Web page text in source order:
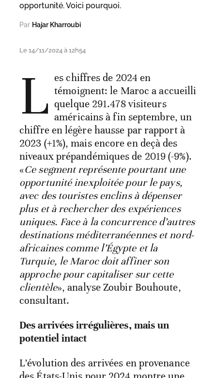
opportunité. Voici pourquoi.
Par Hajar Kharroubi
Le 14/11/2024 à 12h54
L es chiffres de 2024 en
témoignent: le Maroc a accueilli
quelque 291.478 visiteurs
américains à fin septembre, un
chiffre en légère hausse par rapport à
2023 (+1%), mais encore en deçà des
niveaux prépandémiques de 2019 (-9%).
«Ce segment représente pourtant une
opportunité inexploitée pour le pays,
avec des touristes enclins à dépenser
plus et à rechercher des expériences
uniques. Face à la concurrence d’autres
destinations méditerranéennes et nord-
africaines comme l’Égypte et la
Turquie, le Maroc doit affiner son
approche pour capitaliser sur cette
clientèle», analyse Zoubir Bouhoute,
consultant.
Des arrivées irrégulières, mais un
potentiel intact
L’évolution des arrivées en provenance